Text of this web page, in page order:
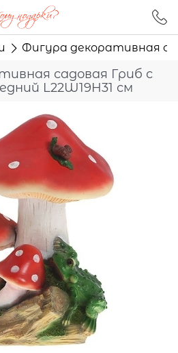
Фигура декоративная
садовая Гриб с
L22W19H31 см